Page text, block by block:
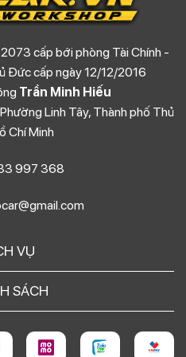
cấp bới phòng Tài Chính -
Đức cấp ngày 12/12/2016
Trần Minh Hiếu
Linh Tây, Thành phố Thủ
Chí Minh
997 368
VỤ
SÁCH